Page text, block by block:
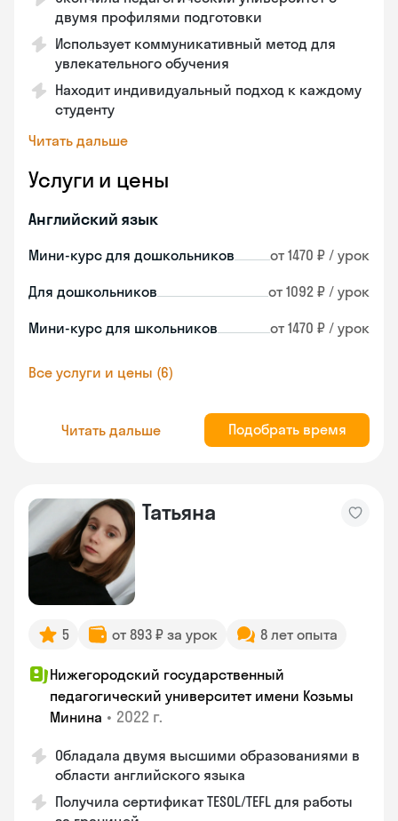
двумя профилями подготовки
Использует коммуникативный метод для
увлекательного обучения
Находит индивидуальный подход к каждому
студенту
Читать дальше
Услуги и цены
Английский язык
Мини-курс для дошкольников от 1470 ₽ / урок
Для дошкольников от 1092 ₽ / урок
Мини-курс для школьников от 1470 ₽ / урок
Все услуги и цены (6)
Читать дальше Подобрать время
Татьяна
5 от 893 ₽ за урок 8 лет опыта
Нижегородский государственный
педагогический университет имени Козьмы
Минина • 2022 г.
Обладала двумя высшими образованиями в
области английского языка
Получила сертификат TESOL/TEFL для работы